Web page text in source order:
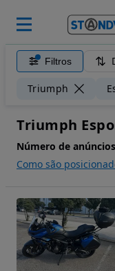
Filtros
Triumph
Triumph
Número de
Como são